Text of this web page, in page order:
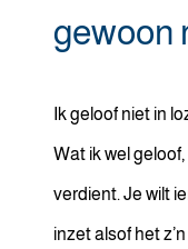
gewoon
Ik geloof niet in
Wat ik wel
verdient. Je wilt
inzet alsof het